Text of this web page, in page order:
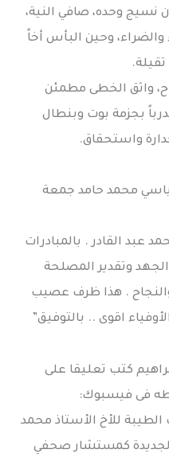
نسيج وحده، صافي النية،
وحين البأس أخاً
واثق الخطى مطمئن
بجزمة بوت وبنطال
واستحقاق.
محمد حامد جمعة
عبد القادر . بالمبادرات
وتقدير المصلحة
والنجاح . هذا ظرف عصيب
اقوى .. بالتوفيق”
كتب تعليقا على
فى فيسبوك:
الطيبة للأخ الأستاذ محمد
الجديدة كمستشار صحفي